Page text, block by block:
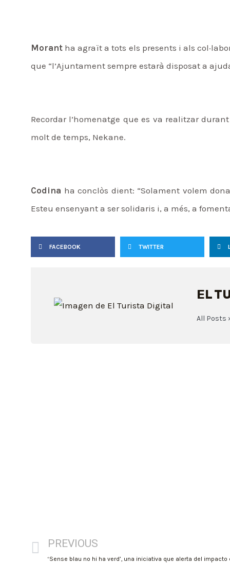
Morant ha agraït a tots els presents i als
que “l’Ajuntament sempre estarà disposat a
Recordar l’homenatge que es va realitzar
molt de temps, Nekane.
Codina ha conclòs dient: “Solament volem
Esteu ensenyant a ser solidaris i, a més, a
FACEBOOK TWITTER
EL
All Posts
PREVIOUS